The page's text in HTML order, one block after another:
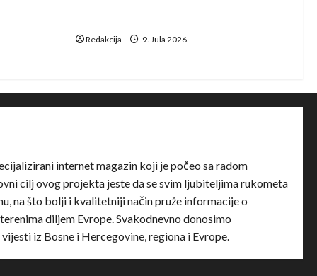
Redakcija 9. Jula 2026.
internet magazin koji je počeo sa radom
cilj ovog projekta jeste da se svim ljubiteljima rukometa
na što bolji i kvalitetniji način pruže informacije o
diljem Evrope. Svakodnevno donosimo
iz Bosne i Hercegovine, regiona i Evrope.